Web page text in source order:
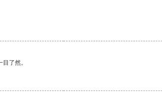
了然。